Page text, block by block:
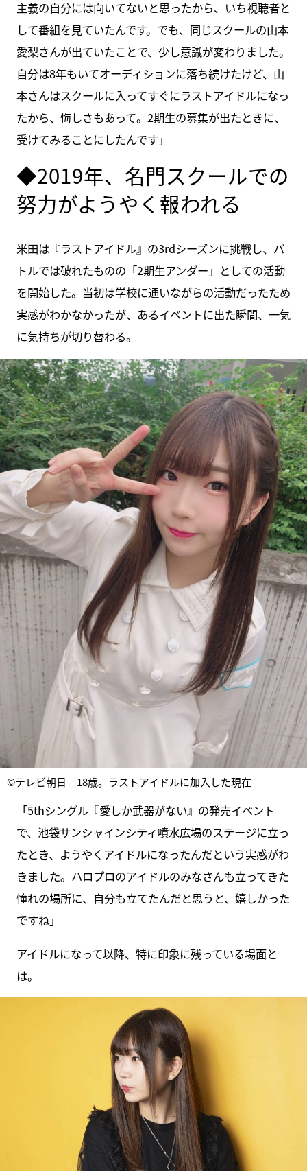
主義の自分には向いてないと思ったから、いち視聴者と
して番組を見ていたんです。でも、同じスクールの山本
愛梨さんが出ていたことで、少し意識が変わりました。
自分は8年もいてオーディションに落ち続けたけど、山
本さんはスクールに入ってすぐにラストアイドルになっ
たから、悔しさもあって。2期生の募集が出たときに、
受けてみることにしたんです」
◆2019年、名門スクールでの
努力がようやく報われる
米田は『ラストアイドル』の3rdシーズンに挑戦し、バ
トルでは破れたものの「2期生アンダー」としての活動
を開始した。当初は学校に通いながらの活動だったため
実感がわかなかったが、あるイベントに出た瞬間、一気
に気持ちが切り替わる。
©テレビ朝日 18歳。ラストアイドルに加入した現在
「5thシングル『愛しか武器がない』の発売イベント
で、池袋サンシャインシティ噴水広場のステージに立っ
たとき、ようやくアイドルになったんだという実感がわ
きました。ハロプロのアイドルのみなさんも立ってきた
憧れの場所に、自分も立てたんだと思うと、嬉しかった
ですね」
アイドルになって以降、特に印象に残っている場面と
は。